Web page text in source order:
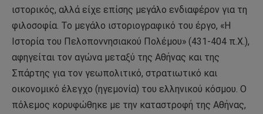
ιστορικός, αλλά είχε επίσης μεγάλο ενδιαφέρον για τη
φιλοσοφία. Το μεγάλο ιστοριογραφικό του έργο, «Η
Ιστορία του Πελοποννησιακού Πολέμου» (431-404 π.Χ.),
αφηγείται τον αγώνα μεταξύ της Αθήνας και της
Σπάρτης για τον γεωπολιτικό, στρατιωτικό και
οικονομικό έλεγχο (ηγεμονία) του ελληνικού κόσμου. Ο
πόλεμος κορυφώθηκε με την καταστροφή της Αθήνας,